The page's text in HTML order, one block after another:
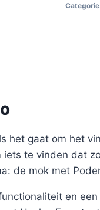
het gaat om het
te vinden dat
de mok met
en